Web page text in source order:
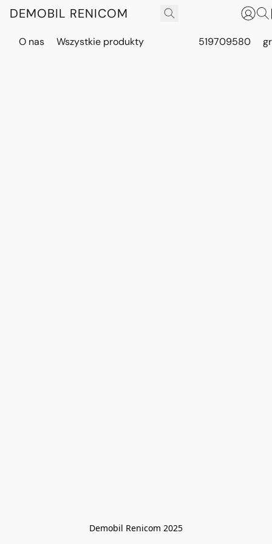
DEMOBIL RENICOM
O nas Wszystkie produkty 519709580
Demobil Renicom 2025